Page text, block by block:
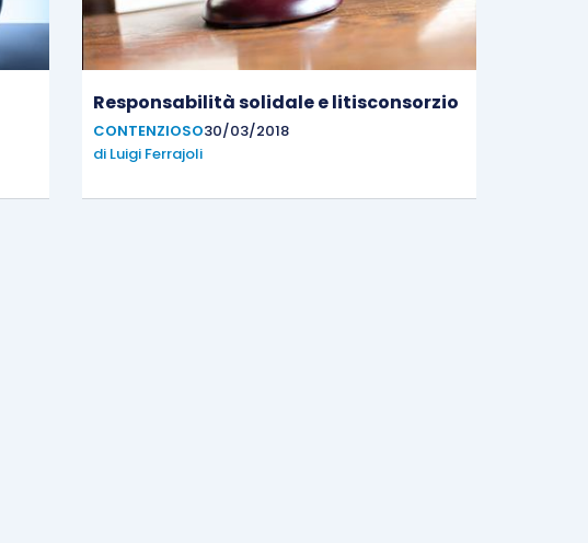
Responsabilità solidale e litisconsorzio
CONTENZIOSO30/03/2018
di Luigi Ferrajoli